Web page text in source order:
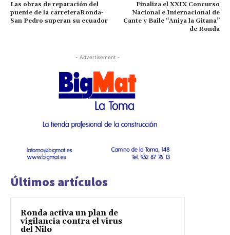
Las obras de reparación del
puente de la carreteraRonda-
San Pedro superan su ecuador
Finaliza el XXIX Concurso
Nacional e Internacional de
Cante y Baile “Aniya la Gitana”
de Ronda
- Advertisement -
Últimos artículos
Ronda activa un plan de
vigilancia contra el virus
del Nilo